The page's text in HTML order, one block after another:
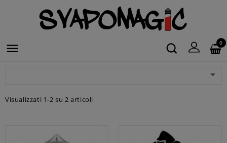
 0

Visualizzati 1-2 su 2 articoli